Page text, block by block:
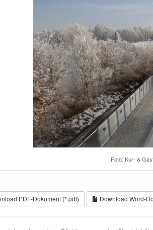
Foto: Kur- &
PDF-Dokument (*.pdf) Download Word-